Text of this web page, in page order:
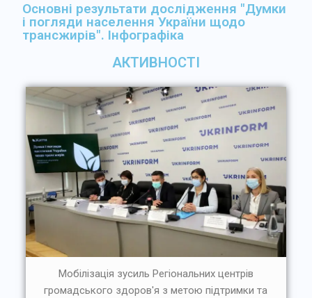
Основні результати дослідження "Думки
і погляди населення України щодо
трансжирів". Інфографіка
АКТИВНОСТІ
Мобілізація зусиль Регіональних центрів
громадського здоров'я з метою підтримки та